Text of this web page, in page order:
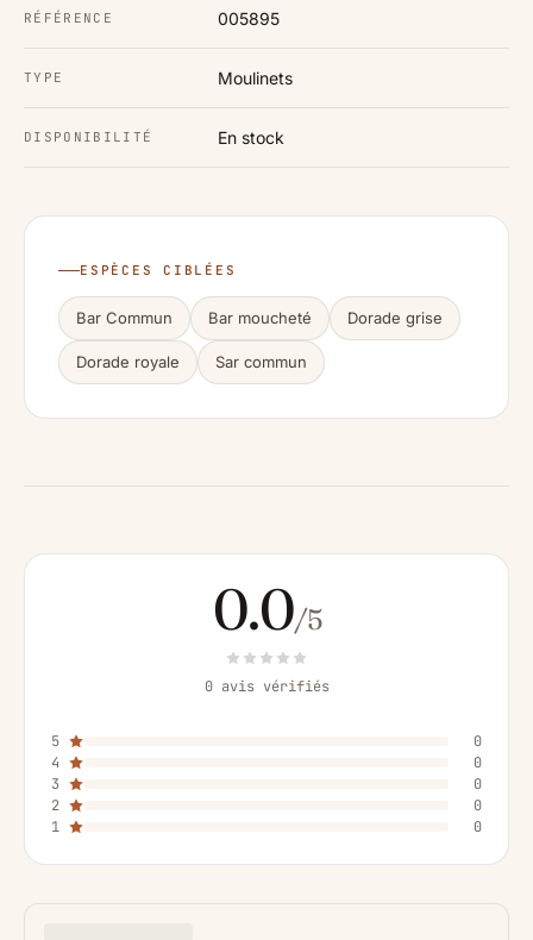
RÉFÉRENCE 005895
TYPE Moulinets
DISPONIBILITÉ En stock
ESPÈCES CIBLÉES
Bar Commun Bar moucheté Dorade grise
Dorade royale Sar commun
0.0/5
0 avis vérifiés
5
0
4
0
3
0
2
0
1
0